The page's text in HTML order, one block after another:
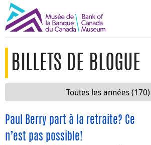
BILLETS DE BLOGUE
Toutes les années (170)
Paul Berry part à la retraite? Ce
n’est pas possible!